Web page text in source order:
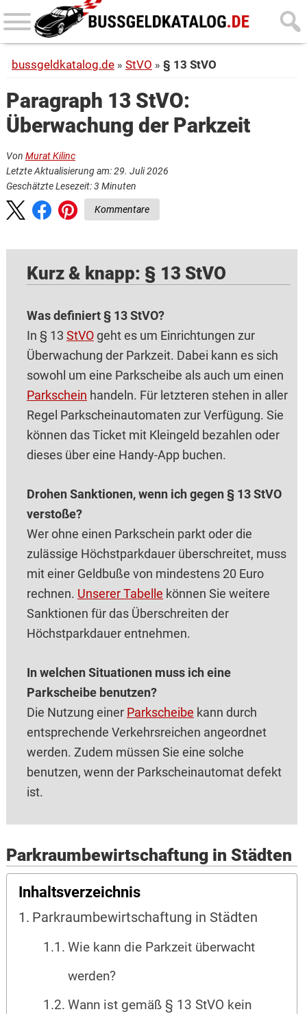
Skip
to
content
Skip
to
sidebar
bussgeldkatalog.de StVO § 13 StVO
Paragraph 13 StVO:
Überwachung der Parkzeit
Von Murat Kilinc
Letzte Aktualisierung am: 29. Juli 2026
Geschätzte Lesezeit:3 Minuten
Kommentare
Kurz & knapp: § 13 StVO
Was definiert § 13 StVO?
In § 13 StVOgeht es um Einrichtungen zur
Überwachung der Parkzeit. Dabei kann es sich
sowohl um eine Parkscheibe als auch um einen
Parkschein handeln. Für letzteren stehen in aller
Regel Parkscheinautomaten zur Verfügung. Sie
können das Ticket mit Kleingeld bezahlen oder
dieses über eine Handy-App buchen.
Drohen Sanktionen, wenn ich gegen § 13 StVO
verstoße?
Wer ohne einen Parkschein parkt oder die
zulässige Höchstparkdauer überschreitet, muss
mit einer Geldbuße von mindestens 20 Euro
rechnen. Unserer Tabelle können Sie weitere
Sanktionen für das Überschreiten der
Höchstparkdauer entnehmen.
In welchen Situationen muss ich eine
Parkscheibe benutzen?
Die Nutzung einer Parkscheibe kann durch
entsprechende Verkehrsreichen angeordnet
werden. Zudem müssen Sie eine solche
benutzen, wenn der Parkscheinautomat defekt
ist.
Parkraumbewirtschaftung in Städten
Inhaltsverzeichnis
Parkraumbewirtschaftung in Städten
Wie kann die Parkzeit überwacht
werden?
Wann ist gemäß § 13 StVO kein